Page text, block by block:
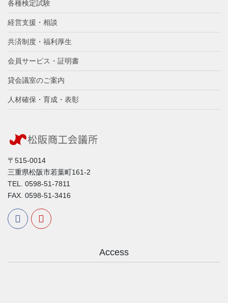
各種検定試験
経営支援・相談
共済制度・福利厚生
会員サービス・証明書
貸会議室のご案内
人材確保・育成・表彰
〒515-0014
三重県松阪市若葉町161-2
TEL. 0598-51-7811
FAX. 0598-51-3416
Access